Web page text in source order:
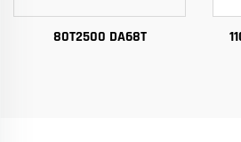
80T2500 DA68T